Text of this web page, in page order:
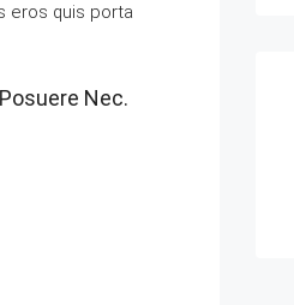
eros quis porta
Nec.